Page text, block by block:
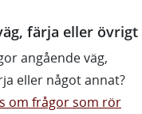
färja eller övrigt
angående väg,
eller något annat?
om frågor som rör